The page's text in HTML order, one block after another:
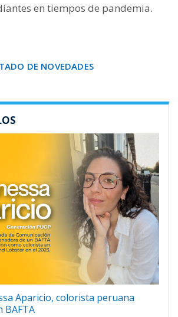
en tiempos de pandemia.
DE NOVEDADES
Aparicio, colorista peruana
BAFTA